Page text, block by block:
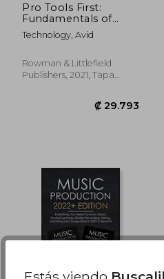
Pro Tools First:
Fundamentals of
Audio Production (en
Inglés)
Technology, Avid
Rowman & Littlefield
Publishers, 2021, Tapa